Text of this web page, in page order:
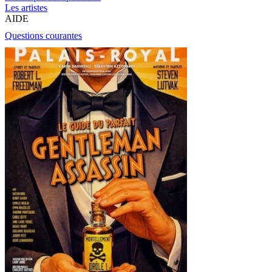
Les artistes
AIDE
Questions courantes